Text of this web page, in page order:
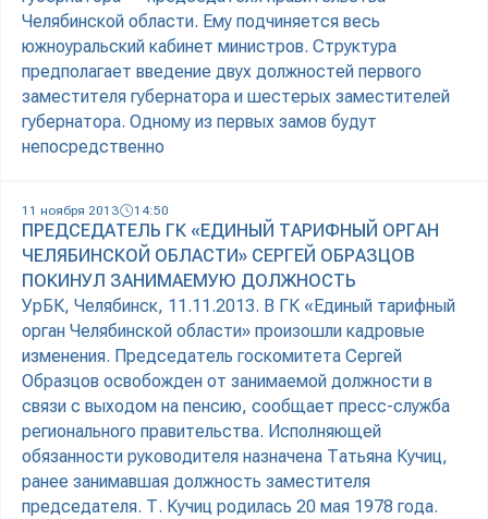
Челябинской области. Ему подчиняется весь
южноуральский кабинет министров. Структура
предполагает введение двух должностей первого
заместителя губернатора и шестерых заместителей
губернатора. Одному из первых замов будут
непосредственно
11 ноября 2013 14:50
ПРЕДСЕДАТЕЛЬ ГК «ЕДИНЫЙ ТАРИФНЫЙ ОРГАН
ЧЕЛЯБИНСКОЙ ОБЛАСТИ» СЕРГЕЙ ОБРАЗЦОВ
ПОКИНУЛ ЗАНИМАЕМУЮ ДОЛЖНОСТЬ
УрБК, Челябинск, 11.11.2013. В ГК «Единый тарифный
орган Челябинской области» произошли кадровые
изменения. Председатель госкомитета Сергей
Образцов освобожден от занимаемой должности в
связи с выходом на пенсию, сообщает пресс-служба
регионального правительства. Исполняющей
обязанности руководителя назначена Татьяна Кучиц,
ранее занимавшая должность заместителя
председателя. Т. Кучиц родилась 20 мая 1978 года.